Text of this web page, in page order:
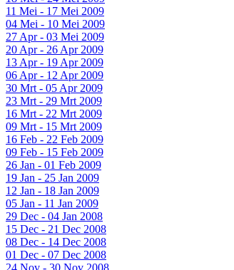
11 Mei - 17 Mei 2009
04 Mei - 10 Mei 2009
27 Apr - 03 Mei 2009
20 Apr - 26 Apr 2009
13 Apr - 19 Apr 2009
06 Apr - 12 Apr 2009
30 Mrt - 05 Apr 2009
23 Mrt - 29 Mrt 2009
16 Mrt - 22 Mrt 2009
09 Mrt - 15 Mrt 2009
16 Feb - 22 Feb 2009
09 Feb - 15 Feb 2009
26 Jan - 01 Feb 2009
19 Jan - 25 Jan 2009
12 Jan - 18 Jan 2009
05 Jan - 11 Jan 2009
29 Dec - 04 Jan 2008
15 Dec - 21 Dec 2008
08 Dec - 14 Dec 2008
01 Dec - 07 Dec 2008
24 Nov - 30 Nov 2008